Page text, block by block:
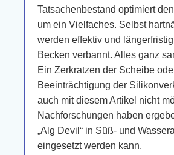
Tatsachenbestand optimiert
um ein Vielfaches. Selbst
werden effektiv und
Becken verbannt. Alles ganz
Ein Zerkratzen der Scheibe
Beeinträchtigung der
auch mit diesem Artikel nicht
Nachforschungen haben
„Alg Devil“ in Süß- und
eingesetzt werden kann.